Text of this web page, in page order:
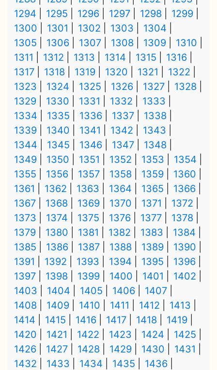
1294
1295 1296 1297 1298
1299
1300
1301 1302 1303
1304
1305
1306 1307 1308 1309
1310
1311
1312 1313 1314 1315
1316
1317
1318 1319 1320 1321
1322
1323
1324 1325 1326 1327
1328
1329
1330 1331 1332
1333
1334
1335 1336 1337
1338
1339
1340 1341 1342
1343
1344
1345 1346 1347
1348
1349
1350 1351 1352 1353
1354
1355
1356 1357 1358 1359
1360
1361
1362 1363 1364 1365
1366
1367
1368 1369 1370 1371
1372
1373
1374 1375 1376 1377
1378
1379
1380 1381 1382 1383
1384
1385
1386 1387 1388 1389
1390
1391
1392 1393 1394 1395
1396
1397
1398 1399 1400 1401
1402
1403
1404 1405 1406
1407
1408
1409 1410 1411 1412
1413
1414
1415 1416 1417 1418
1419
1420
1421 1422 1423 1424
1425
1426
1427 1428 1429 1430
1431
1432
1433 1434 1435
1436